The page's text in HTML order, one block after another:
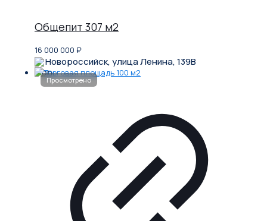
Общепит 307 м2
16 000 000 ₽
Новороссийск, улица Ленина, 139В